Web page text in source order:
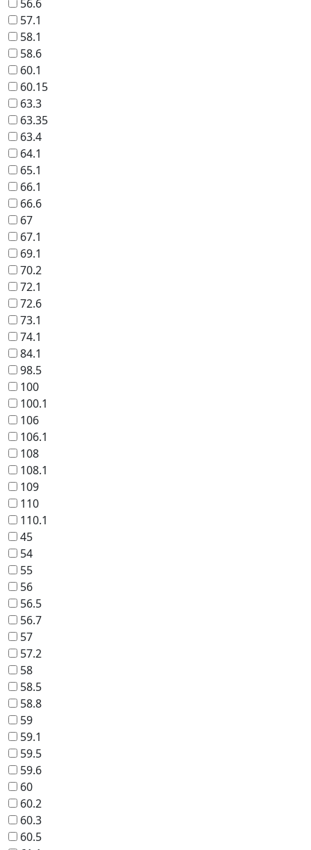
56.6
57.1
58.1
58.6
60.1
60.15
63.3
63.35
63.4
64.1
65.1
66.1
66.6
67
67.1
69.1
70.2
72.1
72.6
73.1
74.1
84.1
98.5
100
100.1
106
106.1
108
108.1
109
110
110.1
45
54
55
56
56.5
56.7
57
57.2
58
58.5
58.8
59
59.1
59.5
59.6
60
60.2
60.3
60.5